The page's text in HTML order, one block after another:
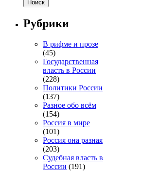
Рубрики
В рифме и прозе
(45)
Государственная
власть в России
(228)
Политики России
(137)
Разное обо всём
(154)
Россия в мире
(101)
Россия она разная
(203)
Судебная власть в
России (191)